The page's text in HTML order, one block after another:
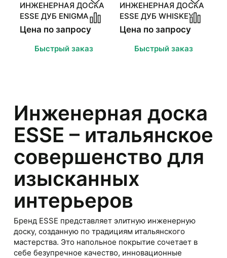
ИНЖЕНЕРНАЯ ДОСКА
ESSE ДУБ ENIGMA
Цена по запросу
Быстрый заказ
ИНЖЕНЕРНАЯ ДОСКА
ESSE ДУБ WHISKEY
Цена по запросу
Быстрый заказ
Инженерная доска
ESSE – итальянское
совершенство для
изысканных
интерьеров
Бренд ESSE представляет элитную инженерную
доску, созданную по традициям итальянского
мастерства. Это напольное покрытие сочетает в
себе безупречное качество, инновационные